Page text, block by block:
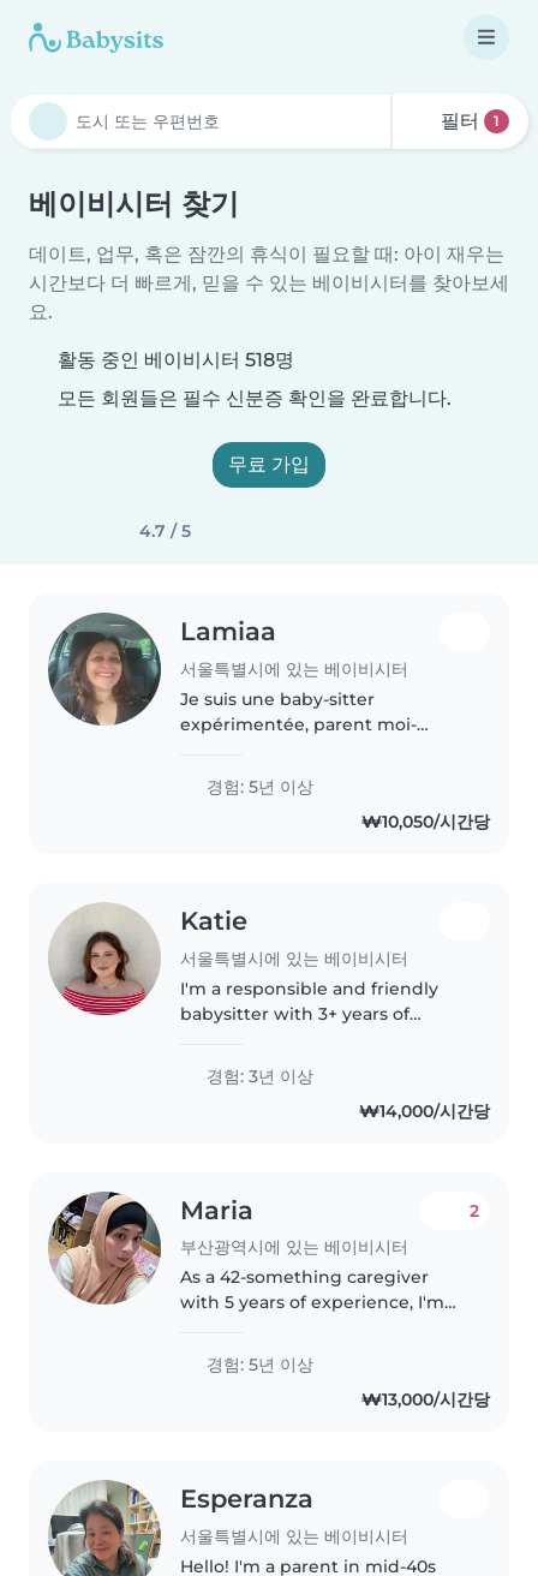
필터 1
베이비시터 찾기
데이트, 업무, 혹은 잠깐의 휴식이 필요할 때: 아이 재우는
시간보다 더 빠르게, 믿을 수 있는 베이비시터를 찾아보세
요.
활동 중인 베이비시터 518명
모든 회원들은 필수 신분증 확인을 완료합니다.
무료 가입
4.7 / 5
Lamiaa
서울특별시에 있는 베이비시터
Je suis une baby-sitter
expérimentée, parent moi-
d'expérience en garde d'enfants,
de bébés à adolescents. Je parle
couramment l'anglais, l'arabe,
경험: 5년 이상
₩10,050/시간당
Katie
서울특별시에 있는 베이비시터
I'm a responsible and friendly
babysitter with 3+ years of
pets, chores, and helping with
homework. I enjoy engaging..
경험: 3년 이상
₩14,000/시간당
Maria
부산광역시에 있는 베이비시터
2
As a 42-something caregiver
with 5 years of experience, I'm
children of all ages, including
those with special needs. With a
college degree, I'm skilled..
경험: 5년 이상
₩13,000/시간당
Esperanza
서울특별시에 있는 베이비시터
Hello! I'm a parent in mid-40s